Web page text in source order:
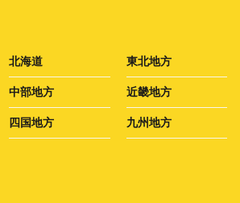
北海道 東北地方
中部地方 近畿地方
四国地方 九州地方